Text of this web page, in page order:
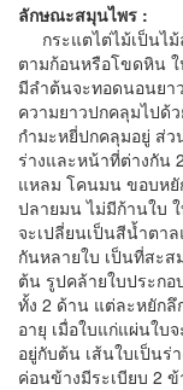
ลักษณะสมุนไพร :
กระแตไต่ไม้เป็นไม้
ตามก้อนหรือโขดหิน
มีลำต้นจะทอดนอนยา
ความยาวปกคลุมไปด้
กำมะหยี่ปกคลุมอยู่ ส่ว
ร่างและหน้าที่ต่างกัน
แหลม โคนมน ขอบหยั
ปลายมน ไม่มีก้านใบ
จะเปลี่ยนเป็นสีน้ำตา
กันหลายใบ เป็นที่สะส
ต้น รูปคล้ายใบประกอ
ทั้ง 2 ด้าน แต่ละหยักลึ
อายุ เมื่อใบแก่แผ่นใบ
อยู่กับต้น เส้นใบเป็นร่
ค่อนข้างมีระเบียบ 2